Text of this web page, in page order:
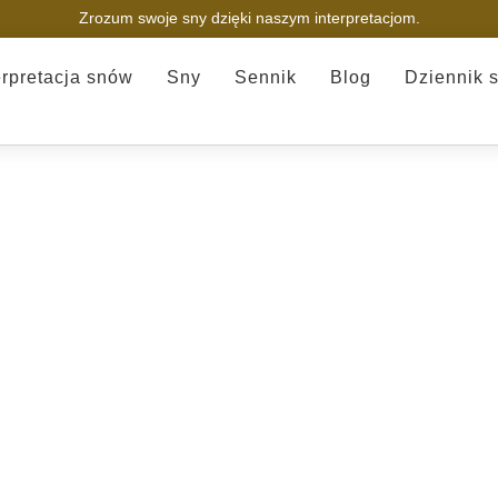
Zrozum swoje sny dzięki naszym interpretacjom.
snów Sny Sennik Blog Dziennik